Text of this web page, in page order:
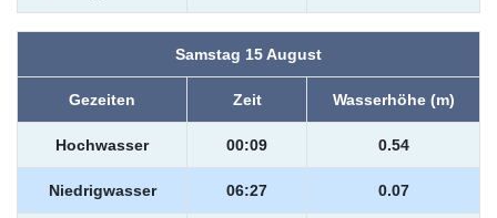
Samstag 15 August
Gezeiten Zeit Wasserhöhe (m)
Hochwasser 00:09 0.54
Niedrigwasser 06:27 0.07